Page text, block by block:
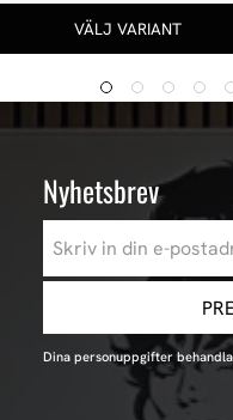
Nyhetsbrev
Dina personuppgifter